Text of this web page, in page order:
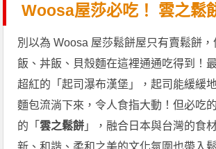
Woosa屋莎必吃！ 雲之鬆
別以為 Woosa 屋莎鬆餅屋只有賣鬆餅
飯、丼飯、貝殼麵在這裡通通吃得到！
超紅的「起司瀑布漢堡」，起司能緩緩
麵包流淌下來，令人食指大動！但必吃
的「雲之鬆餅 」，融合日本與台灣的食
新、和諧、柔和之美的文化氛圍也帶入